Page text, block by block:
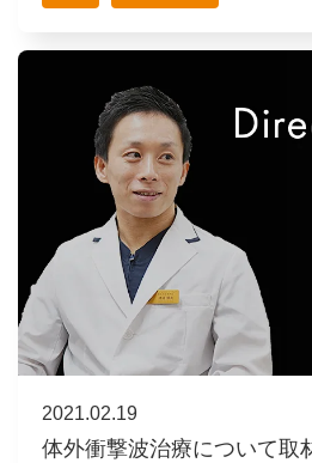
2021.02.19
体外衝撃波治療について取